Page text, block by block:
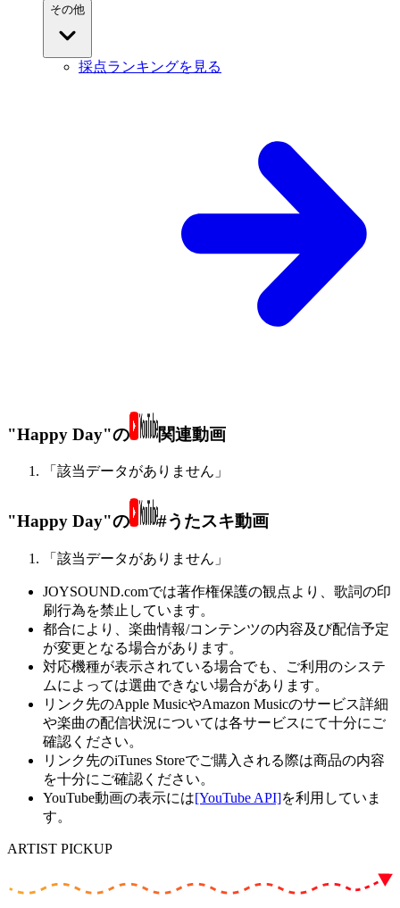
その他
採点ランキングを見る
"Happy Day"の 関連動画
「該当データがありません」
"Happy Day"の #うたスキ動画
「該当データがありません」
JOYSOUND.comでは著作権保護の観点より、歌詞の印
刷行為を禁止しています。
都合により、楽曲情報/コンテンツの内容及び配信予定
が変更となる場合があります。
対応機種が表示されている場合でも、ご利用のシステ
ムによっては選曲できない場合があります。
リンク先のApple MusicやAmazon Musicのサービス詳細
や楽曲の配信状況については各サービスにて十分にご
確認ください。
リンク先のiTunes Storeでご購入される際は商品の内容
を十分にご確認ください。
YouTube動画の表示には[YouTube API]を利用していま
す。
ARTIST PICKUP